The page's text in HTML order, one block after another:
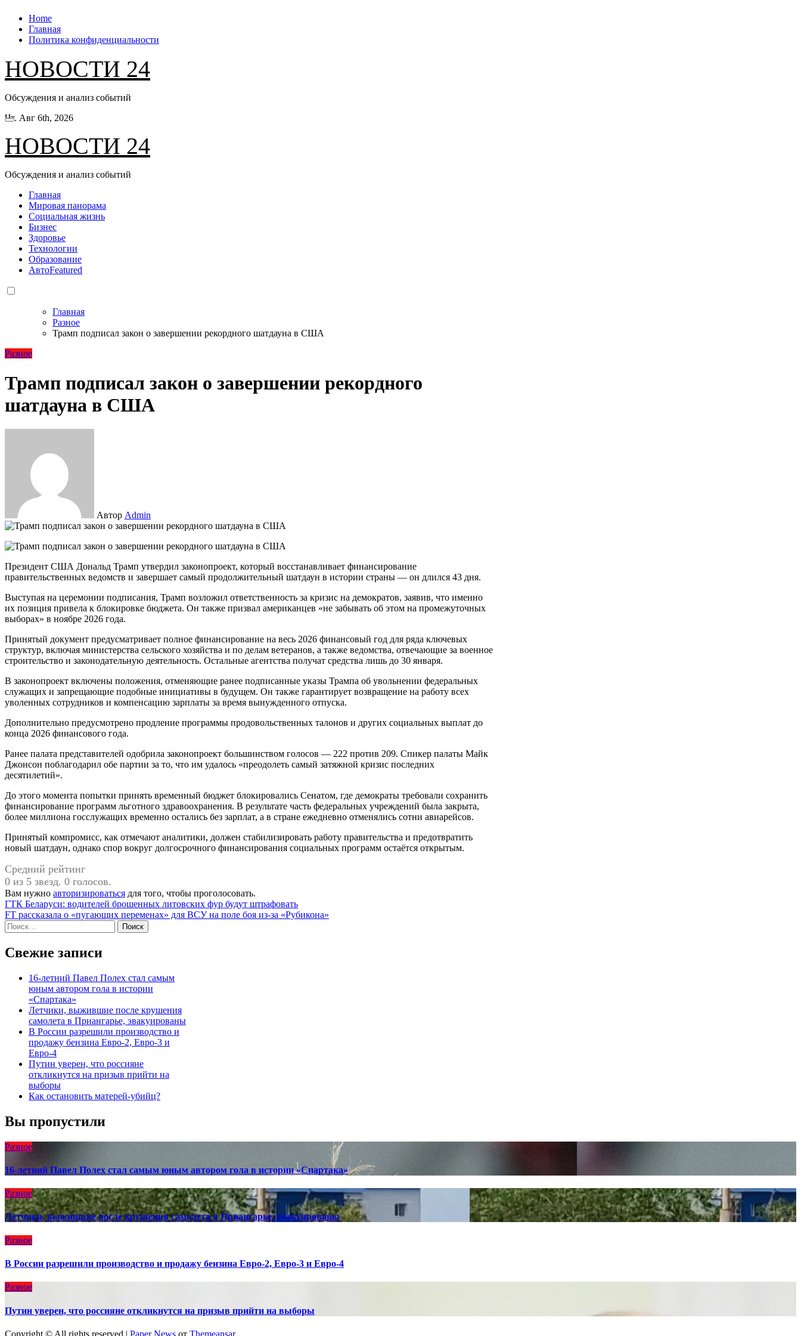
Перейти
содержанию
Home
Главная
Политика конфиденциальности
НОВОСТИ 24
Обсуждения и анализ событий
Чт. Авг 6th, 2026
НОВОСТИ 24
Обсуждения и анализ событий
Главная
Мировая панорама
Социальная жизнь
Бизнес
Здоровье
Технологии
Образование
АвтоFeatured
Главная
Разное
Трамп подписал закон о завершении рекордного шатдауна в США
Разное
Трамп подписал закон о завершении рекордного
шатдауна в США
Автор Admin
Президент США Дональд Трамп утвердил законопроект, который восстанавливает финансирование
правительственных ведомств и завершает самый продолжительный шатдаун в истории страны — он длился 43 дня.
Выступая на церемонии подписания, Трамп возложил ответственность за кризис на демократов, заявив, что именно
их позиция привела к блокировке бюджета. Он также призвал американцев «не забывать об этом на промежуточных
выборах» в ноябре 2026 года.
Принятый документ предусматривает полное финансирование на весь 2026 финансовый год для ряда ключевых
структур, включая министерства сельского хозяйства и по делам ветеранов, а также ведомства, отвечающие за военное
строительство и законодательную деятельность. Остальные агентства получат средства лишь до 30 января.
В законопроект включены положения, отменяющие ранее подписанные указы Трампа об увольнении федеральных
служащих и запрещающие подобные инициативы в будущем. Он также гарантирует возвращение на работу всех
уволенных сотрудников и компенсацию зарплаты за время вынужденного отпуска.
Дополнительно предусмотрено продление программы продовольственных талонов и других социальных выплат до
конца 2026 финансового года.
Ранее палата представителей одобрила законопроект большинством голосов — 222 против 209. Спикер палаты Майк
Джонсон поблагодарил обе партии за то, что им удалось «преодолеть самый затяжной кризис последних
десятилетий».
До этого момента попытки принять временный бюджет блокировались Сенатом, где демократы требовали сохранить
финансирование программ льготного здравоохранения. В результате часть федеральных учреждений была закрыта,
более миллиона госслужащих временно остались без зарплат, а в стране ежедневно отменялись сотни авиарейсов.
Принятый компромисс, как отмечают аналитики, должен стабилизировать работу правительства и предотвратить
новый шатдаун, однако спор вокруг долгосрочного финансирования социальных программ остаётся открытым.
Средний рейтинг
0 из 5 звезд. 0 голосов.
Вам нужно авторизироваться для того, чтобы проголосовать.
Навигация
по
записям
ГТК Беларуси: водителей брошенных литовских фур будут штрафовать
FT рассказала о «пугающих переменах» для ВСУ на поле боя из-за «Рубикона»
Найти:
Свежие записи
16-летний Павел Полех стал самым
юным автором гола в истории
«Спартака»
Летчики, выжившие после крушения
самолета в Приангарье, эвакуированы
В России разрешили производство и
продажу бензина Евро-2, Евро-3 и
Евро-4
Путин уверен, что россияне
откликнутся на призыв прийти на
выборы
Как остановить матерей-убийц?
Вы пропустили
Разное
16-летний Павел Полех стал самым юным автором гола в истории «Спартака»
Разное
Летчики, выжившие после крушения самолета в Приангарье, эвакуированы
Разное
В России разрешили производство и продажу бензина Евро-2, Евро-3 и Евро-4
Разное
Путин уверен, что россияне откликнутся на призыв прийти на выборы
Copyright © All rights reserved | Paper News от Themeansar.